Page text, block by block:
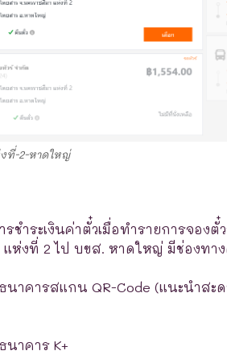
ที่-2-หาดใหญ่
ชำระเงินค่าตั๋วเมื่อทำรายการจองตั๋
ห่งที่ 2 ไป บขส. หาดใหญ่ มีช่องทา
นาคารสแกน QR-Code (แนะนำสะ
นาคาร K+